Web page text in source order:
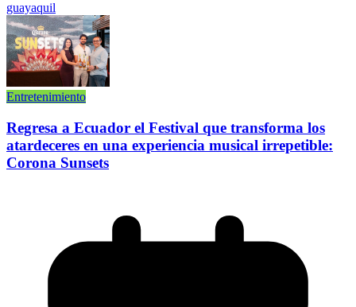
guayaquil
Entretenimiento
Regresa a Ecuador el Festival que transforma los
atardeceres en una experiencia musical irrepetible:
Corona Sunsets